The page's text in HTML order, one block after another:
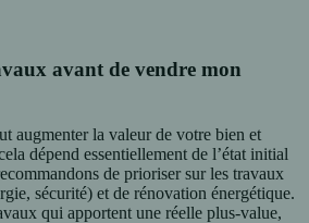
avant de vendre mon
augmenter la valeur de votre bien et
dépend essentiellement de l’état initial
de prioriser sur les travaux
sécurité) et de rénovation énergétique.
qui apportent une réelle plus-value,